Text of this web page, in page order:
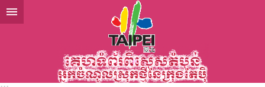
ទៅកាន់មាតិកាប្លុកមាតិកាសំខាន់